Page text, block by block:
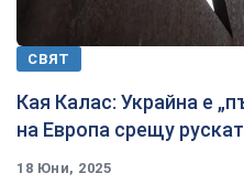
СВЯТ
Кая Калас: Украйна e
на Европа срещу
18 Юни, 2025